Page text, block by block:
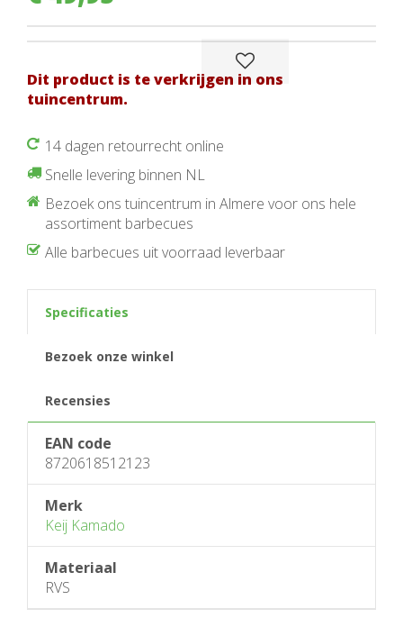
Dit product is te verkrijgen in ons
tuincentrum.
14 dagen retourrecht online
Snelle levering binnen NL
Bezoek ons tuincentrum in Almere voor ons hele
assortiment barbecues
Alle barbecues uit voorraad leverbaar
Specificaties
Bezoek onze winkel
Recensies
EAN code
8720618512123
Merk
Keij Kamado
Materiaal
RVS